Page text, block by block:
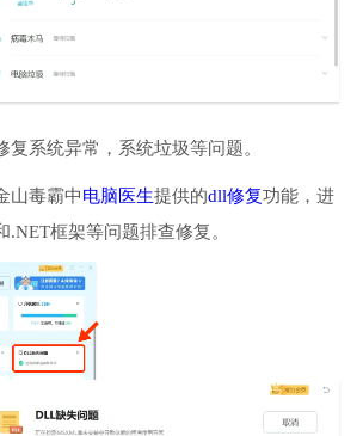
复系统异常，系统垃圾等问题。
山毒霸中电脑医生提供的dll修复功能，进
框架等问题排查修复。